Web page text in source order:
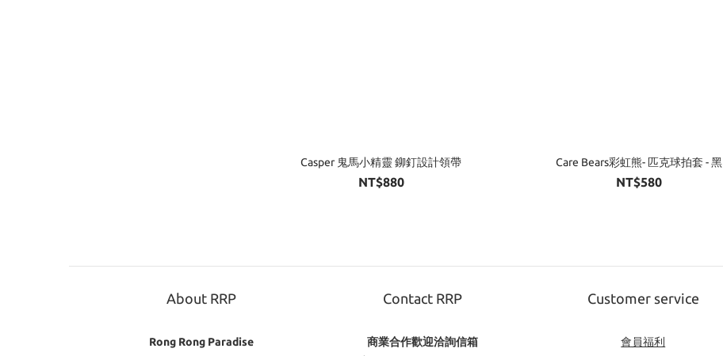
Casper 鬼馬小精靈 鉚釘設計領帶
NT$880
Care Bears彩虹熊- 匹克球拍套 - 黑
NT$580
About RRP
Rong Rong Paradise
Contact RRP
商業合作歡迎洽詢信箱
Customer service
會員福利